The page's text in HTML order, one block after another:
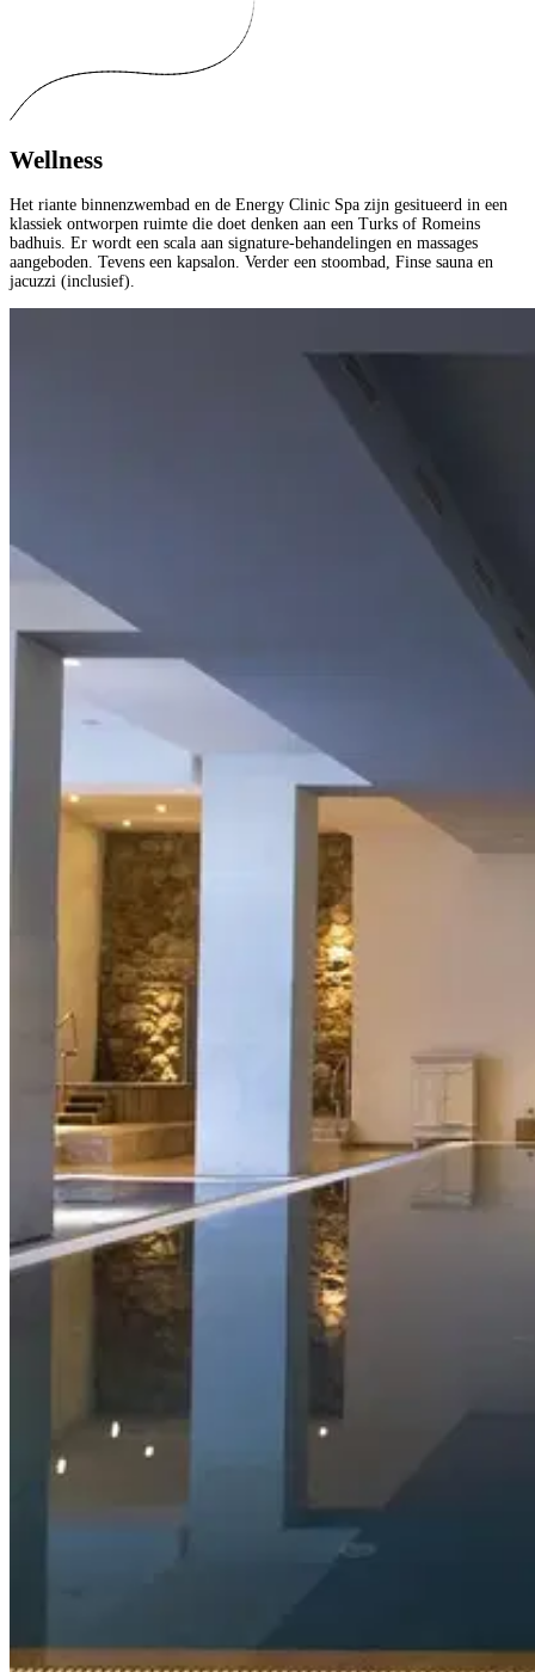
Wellness
Het riante binnenzwembad en de Energy Clinic Spa zijn gesitueerd in een
klassiek ontworpen ruimte die doet denken aan een Turks of Romeins
badhuis. Er wordt een scala aan signature-behandelingen en massages
aangeboden. Tevens een kapsalon. Verder een stoombad, Finse sauna en
jacuzzi (inclusief).